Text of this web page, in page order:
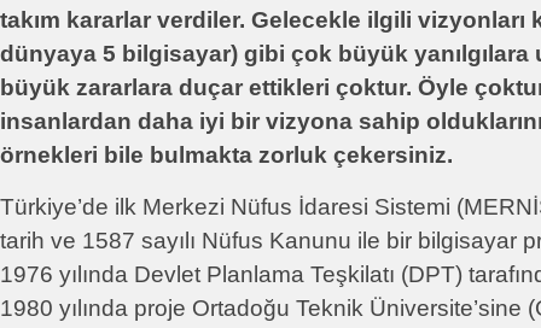
takım kararlar verdiler. Gelecekle ilgili vizyonları
dünyaya 5 bilgisayar) gibi çok büyük yanılgılara
büyük zararlara duçar ettikleri çoktur. Öyle
insanlardan daha iyi bir vizyona sahip
örnekleri bile bulmakta zorluk çekersiniz.
Türkiye’de ilk Merkezi Nüfus İdaresi Sistemi
tarih ve 1587 sayılı Nüfus Kanunu ile bir bilgisayar
1976 yılında Devlet Planlama Teşkilatı (DPT)
1980 yılında proje Ortadoğu Teknik Üniversite’sine